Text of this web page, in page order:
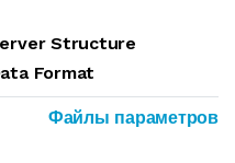
Structure
Format
Файлы параметров